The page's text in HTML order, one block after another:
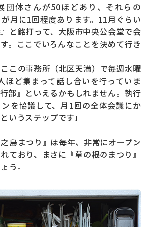
団体さんが50ほどあり、それらの
月に1回程度あります。11月ぐらい
と銘打って、大阪市中央公会堂で会
。ここでいろんなことを決めて行き
この事務所（北区天満）で毎週水曜
ほど集まって話し合いを行っていま
部』といえるかもしれません。執行
を協議して、月1回の全体会議にか
いうステップです」
島まつり』は毎年、非常にオープン
ており、まさに『草の根のまつり』
う。